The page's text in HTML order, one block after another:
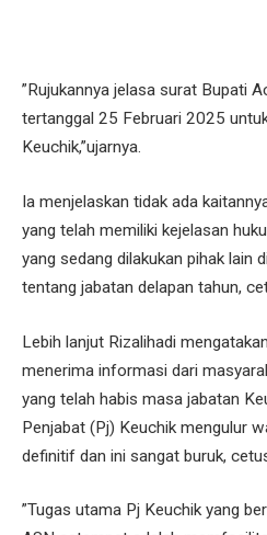
”Rujukannya jelasa surat Bupati
tertanggal 25 Februari 2025
Keuchik,”ujarnya.
Ia menjelaskan tidak ada
yang telah memiliki kejelasan
yang sedang dilakukan pihak lain
tentang jabatan delapan tahun,
Lebih lanjut Rizalihadi
menerima informasi dari
yang telah habis masa jabatan
Penjabat (Pj) Keuchik mengulur
definitif dan ini sangat buruk,
”Tugas utama Pj Keuchik yang